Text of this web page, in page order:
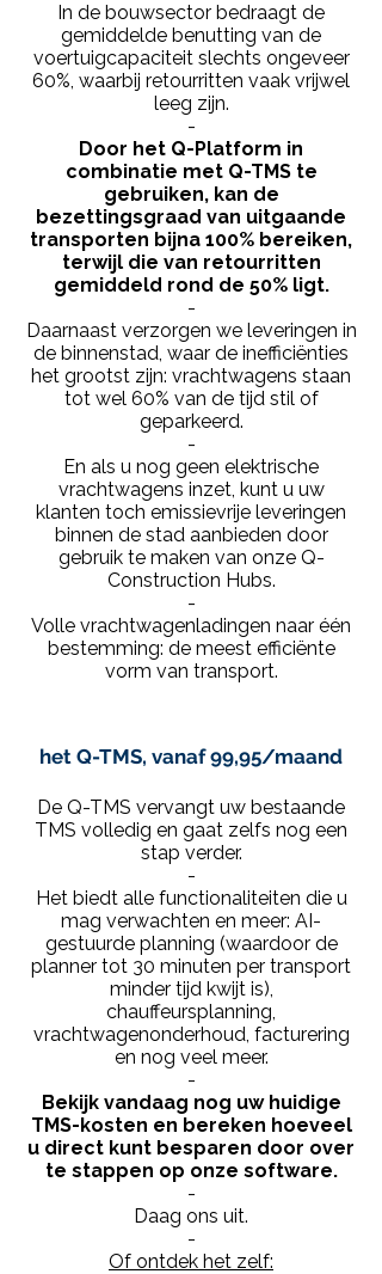
In de bouwsector bedraagt de
gemiddelde benutting van de
voertuigcapaciteit slechts ongeveer
60%, waarbij retourritten vaak vrijwel
leeg zijn.
-
Door het Q-Platform in
combinatie met Q-TMS te
gebruiken, kan de
bezettingsgraad van uitgaande
transporten bijna 100% bereiken,
terwijl die van retourritten
gemiddeld rond de 50% ligt.
-
Daarnaast verzorgen we leveringen in
de binnenstad, waar de inefficiënties
het grootst zijn: vrachtwagens staan
tot wel 60% van de tijd stil of
geparkeerd.
-
En als u nog geen elektrische
vrachtwagens inzet, kunt u uw
klanten toch emissievrije leveringen
binnen de stad aanbieden door
gebruik te maken van onze Q-
Construction Hubs.
-
Volle vrachtwagenladingen naar één
bestemming: de meest efficiënte
vorm van transport.
het Q-TMS, vanaf 99,95/maand
De Q-TMS vervangt uw bestaande
TMS volledig en gaat zelfs nog een
stap verder.
-
Het biedt alle functionaliteiten die u
mag verwachten en meer: AI-
gestuurde planning (waardoor de
planner tot 30 minuten per transport
minder tijd kwijt is),
chauffeursplanning,
vrachtwagenonderhoud, facturering
en nog veel meer.
-
Bekijk vandaag nog uw huidige
TMS-kosten en bereken hoeveel
u direct kunt besparen door over
te stappen op onze software.
-
Daag ons uit.
-
Of ontdek het zelf: